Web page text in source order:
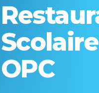
OPC